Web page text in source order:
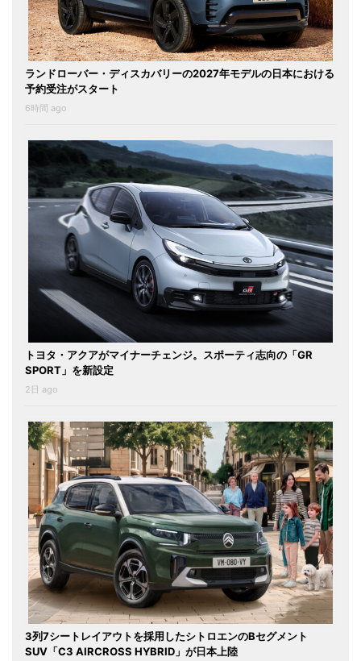
ランドローバー・ディスカバリーの2027年モデルの日本における
予約受注がスタート
6時間 ago
トヨタ・アクアがマイナーチェンジ。スポーティ志向の「GR
SPORT」を新設定
2日 ago
3列7シートレイアウトを採用したシトロエンのBセグメント
SUV「C3 AIRCROSS HYBRID」が日本上陸